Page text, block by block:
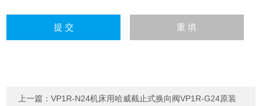
上一篇：VP1R-N24机床用哈威截止式换向阀VP1R-G24原装